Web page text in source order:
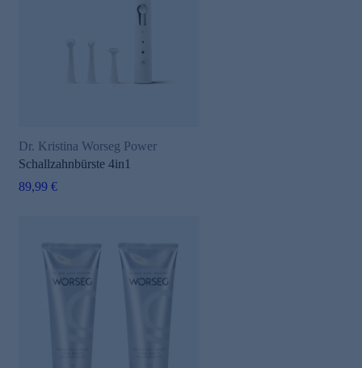
Dr. Kristina Worseg Power
Schallzahnbürste 4in1
89,99 €